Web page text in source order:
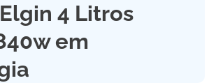
4 Litros
em